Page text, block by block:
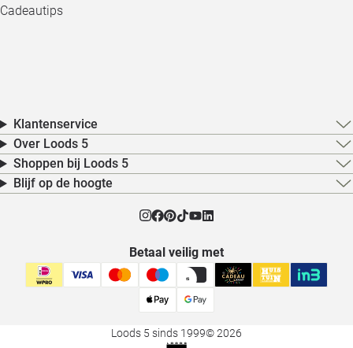
Cadeautips
Klantenservice
Over Loods 5
Shoppen bij Loods 5
Blijf op de hoogte
Betaal veilig met
Loods 5 sinds 1999© 2026